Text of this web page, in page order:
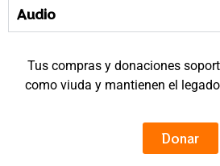
Audio
Tus compras y donaciones
como viuda y mantienen el
Donar